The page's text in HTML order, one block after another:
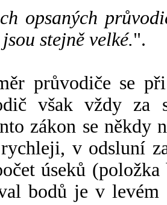
opsaných
stejně velké.".
průvodiče se
však vždy za
zákon se někdy
v odsluní
úseků
bodů je v